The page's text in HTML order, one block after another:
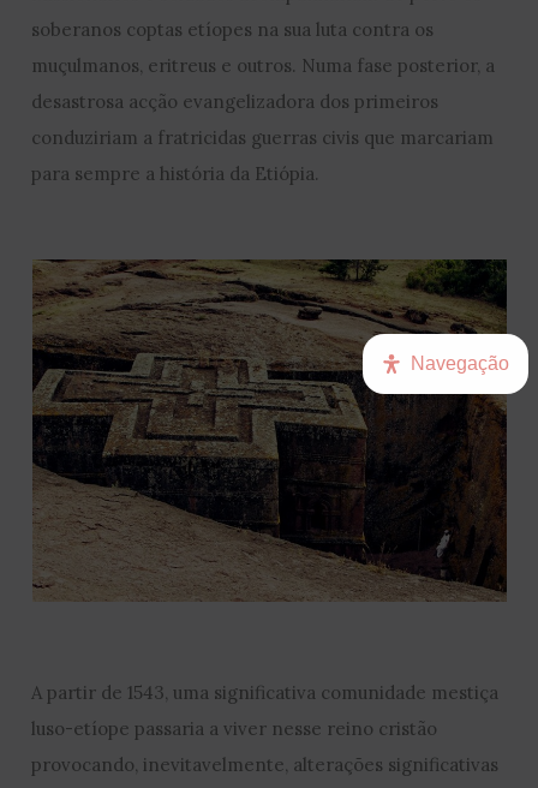
soberanos coptas etíopes na sua luta contra os
muçulmanos, eritreus e outros. Numa fase posterior, a
desastrosa acção evangelizadora dos primeiros
conduziriam a fratricidas guerras civis que marcariam
para sempre a história da Etiópia.
A partir de 1543, uma significativa comunidade mestiça
luso-etíope passaria a viver nesse reino cristão
provocando, inevitavelmente, alterações significativas
Navegação